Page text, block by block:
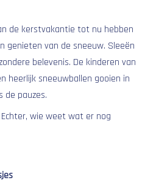
de kerstvakantie tot nu hebben
genieten van de sneeuw. Sleeën
belevenis. De kinderen van
heerlijk sneeuwballen gooien in
de pauzes.
wie weet wat er nog